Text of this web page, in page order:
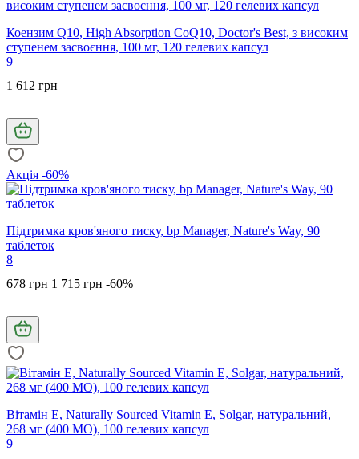
Коензим Q10, High Absorption CoQ10, Doctor's Best, з високим
ступенем засвоєння, 100 мг, 120 гелевих капсул
9
1 612 грн
Акція -60%
Підтримка кров'яного тиску, bp Manager, Nature's Way, 90
таблеток
8
678 грн 1 715 грн -60%
Вітамін Е, Naturally Sourced Vitamin E, Solgar, натуральний,
268 мг (400 МО), 100 гелевих капсул
9